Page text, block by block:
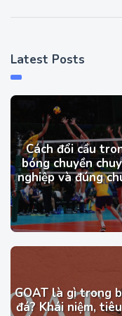
Latest Posts
Cách đổi cầu
bóng chuyền
nghiệp và đúng
GOAT là gì trong
đá? Khái niệm,